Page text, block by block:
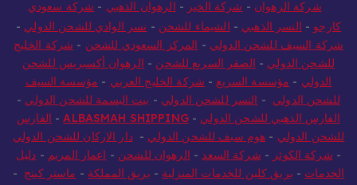
شركة الرهوان -شركة الخير-الرهوان الذهبي-شركة سعودي
كارجو-النسر الذهبي-الشيماء للشحن -نسر الوادي للشحن الدولي-
شركة السيف للشحن الدولي -المركز السعودي للشحن -شركة الخليج
للشحن الدولي-الصقر السريع للشحن -الرهوان أكسبريس للشحن
الدولي-مؤسسة السريع - شركة الخليج العربي- مؤسسة السيف
للشحن الدولي-النسر للشحن الدولي -بيت البسمة للشحن الدولي-
الفارس الذهبي للشحن الدولي-
ALBASMAH SHIPPING
-الفارس
للشحن الدولي-هوم سيف للشحن الدولي-دار الاركان للشحن الدولي
-شركة الكوثر-شركة السعد-الرهوان للشحن -اعمار المريم -دليل
الخدمات- بريق كلين للخدمات المنزلية- بريق المملكة-ماستر كينج -